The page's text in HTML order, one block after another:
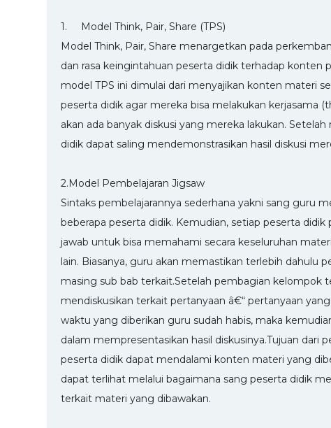
1. Model Think, Pair, Share (TPS)
Model Think, Pair, Share menargetkan pada
dan rasa keingintahuan peserta didik terhadap konten
model TPS ini dimulai dari menyajikan konten materi
peserta didik agar mereka bisa melakukan kerjasama
akan ada banyak diskusi yang mereka lakukan.
didik dapat saling mendemonstrasikan hasil diskusi
2.Model Pembelajaran Jigsaw
Sintaks pembelajarannya sederhana yakni sang guru
beberapa peserta didik. Kemudian, setiap peserta
jawab untuk bisa memahami secara keseluruhan
lain. Biasanya, guru akan memastikan terlebih dahulu
masing sub bab terkait.Setelah pembagian kelompok
mendiskusikan terkait pertanyaan â€“ pertanyaan
waktu yang diberikan guru sudah habis, maka
dalam mempresentasikan hasil diskusinya.Tujuan dari
peserta didik dapat mendalami konten materi yang
dapat terlihat melalui bagaimana sang peserta didik
terkait materi yang dibawakan.